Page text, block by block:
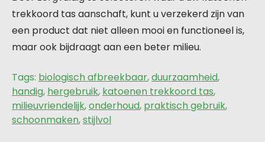
trekkoord tas aanschaft, kunt u verzekerd zijn van
een product dat niet alleen mooi en functioneel is,
maar ook bijdraagt aan een beter milieu.
Tags: biologisch afbreekbaar,duurzaamheid,
handig, hergebruik, katoenen trekkoord tas,
milieuvriendelijk,onderhoud, praktisch gebruik,
schoonmaken,stijlvol